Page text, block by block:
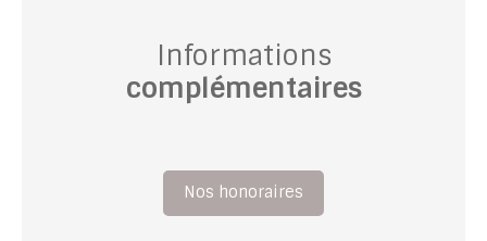
Informations
complémentaires
Nos honoraires